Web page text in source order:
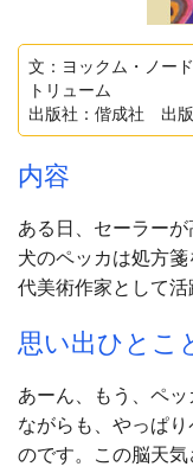
文：ヨックム・ノー
トリューム
出版社：偕成社 出
内容
ある日、セーラーが
犬のペッカは処方
代美術作家として活
思い出ひとこ
あーん、もう、ペ
ながらも、やっぱ
のです。この脳天